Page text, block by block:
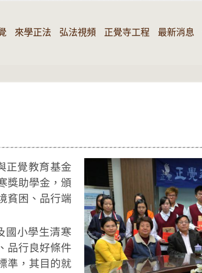
來學正法 弘法視頻 正覺寺工程 最新消息
正覺教育基金
獎助學金，頒
貧困、品行端
國小學生清寒
品行良好條件
準，其目的就